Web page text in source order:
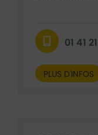
01 41
PLUS D'INFOS